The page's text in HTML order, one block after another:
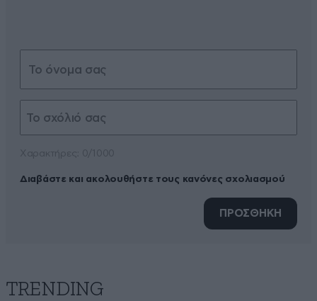
Διαβάστε και ακολουθήστε τους κανόνες σχολιασμού
ΠΡΟΣΘΗΚΗ
TRENDING